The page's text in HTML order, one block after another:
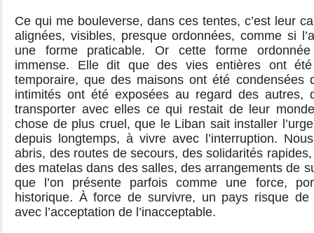
Ce qui me bouleverse, dans ces tentes, c’est leur
alignées, visibles, presque ordonnées, comme si
une forme praticable. Or cette forme
immense. Elle dit que des vies entières ont
temporaire, que des maisons ont été condensées
intimités ont été exposées au regard des autres,
transporter avec elles ce qui restait de leur
chose de plus cruel, que le Liban sait installer
depuis longtemps, à vivre avec l’interruption.
abris, des routes de secours, des solidarités
des matelas dans des salles, des arrangements de
que l’on présente parfois comme une force,
historique. À force de survivre, un pays risque de
avec l’acceptation de l’inacceptable.